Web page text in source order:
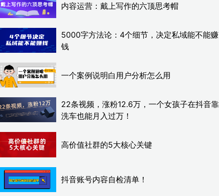
内容运营：戴上写作的六顶思考帽
5000字方法论：4个细节，决定私域能不能赚
钱
一个案例说明白用户分析怎么用
22条视频，涨粉12.6万，一个女孩子在抖音靠
洗车也能月入过万！
高价值社群的5大核心关键
抖音账号内容自检清单！